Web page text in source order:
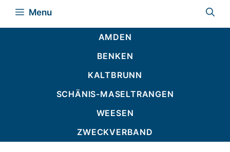
Menu
AMDEN
BENKEN
KALTBRUNN
SCHÄNIS-MASELTRANGEN
WEESEN
ZWECKVERBAND